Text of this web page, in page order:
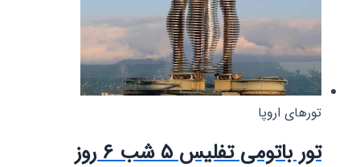
تورهای اروپا
تور باتومی تفلیس ۵ شب ۶ روز